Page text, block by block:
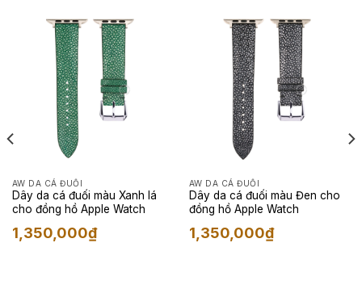
AW DA CÁ ĐUỐI
Dây da cá đuối màu Xanh lá
cho đồng hồ Apple Watch
1,350,000₫
AW DA CÁ ĐUỐI
Dây da cá đuối màu Đen cho
đồng hồ Apple Watch
1,350,000₫